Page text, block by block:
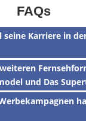
FAQs
Karriere in
und Das